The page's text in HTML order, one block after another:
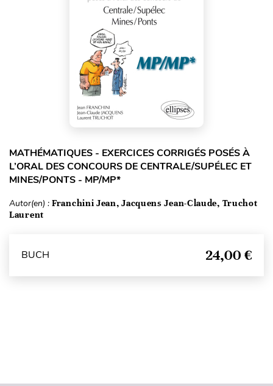
MATHÉMATIQUES - EXERCICES CORRIGÉS POSÉS À
L’ORAL DES CONCOURS DE CENTRALE/SUPÉLEC ET
MINES/PONTS - MP/MP*
Autor(en) : Franchini Jean, Jacquens Jean-Claude, Truchot
Laurent
BUCH 24,00 €